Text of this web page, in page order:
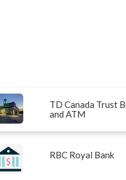
TD Canada Trust
and ATM
RBC Royal Bank